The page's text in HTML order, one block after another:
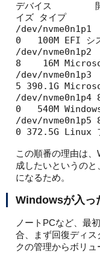
デバイス
イズ タイプ
/dev/
0   100M EFI シ
/dev/
8    16M
/dev/nvme0n1p3
5 390.1G
/dev/nvme0n1p4
0   540M
/dev/nvme0n1p5
この順番の理由は
成したいというの
になるため。
Windowsが入っ
ノートPCなど、最
合、まず回復ディス
クの管理からボリ